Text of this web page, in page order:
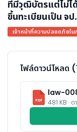
ที่มีวุฒิบัตรแต่ไม่ไ
ขึ้นทะเบียนเป็น จ
เจ้าหน้าที่ความปลอดภัยใ
ไฟล์ดาวน์โหลด
PDF
law-
481 KB · ด